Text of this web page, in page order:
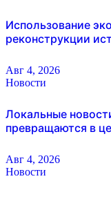
Использование
реконструкции
Авг 4, 2026
Новости
Локальные
превращаются в
Авг 4, 2026
Новости